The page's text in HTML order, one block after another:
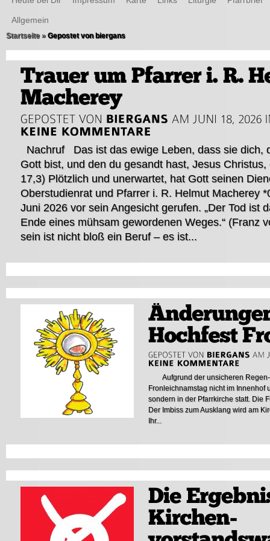
Allgemein
Startseite »Gepostet von biergans
Nachruf Das ist das ewige Leben, dass sie dich,
Gott bist, und den du gesandt hast, Jesus
17,3) Plötzlich und unerwartet, hat Gott seinen
Oberstudienrat und Pfarrer i. R. Helmut Macherey
Juni 2026 vor sein Angesicht gerufen. „Der Tod ist
Ende eines mühsam gewordenen Weges.“ (Franz
sein ist nicht bloß ein Beruf – es ist...
Aufgrund der unsicheren Regen-
Fronleichnamstag nicht im Innenhof
sondern in der Pfarrkirche statt. Die
Der Imbiss zum Ausklang wird am
Ihr...